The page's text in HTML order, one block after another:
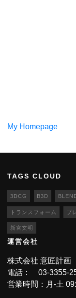
My Homepage
TAGS CLOUD
3DCG B3D
トランスフォーム ブ
新宮文明
運営会社
株式会社 意匠計画
電話： 03-3355-
営業時間：月-土